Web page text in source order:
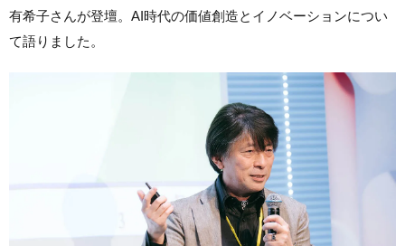
有希子さんが登壇。AI時代の価値創造とイノベーションについ
て語りました。